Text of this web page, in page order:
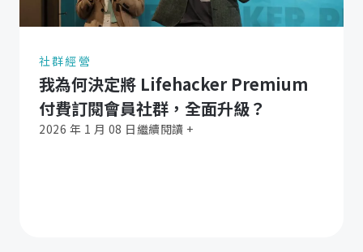
社群經營
我為何決定將 Lifehacker Premium
付費訂閱會員社群，全面升級？
2026 年 1 月 08 日 繼續閱讀 +